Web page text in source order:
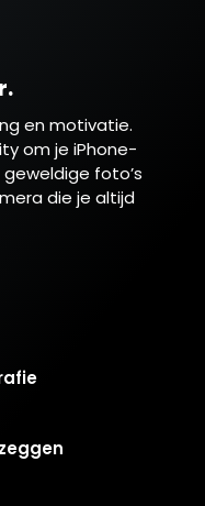
en motivatie.
om je iPhone-
foto’s
die je altijd